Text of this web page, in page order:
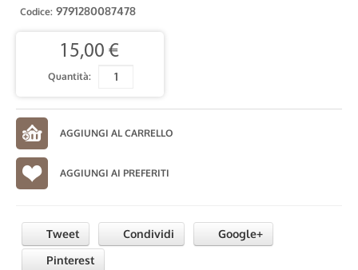
Codice: 9791280087478
15,00 €
Quantità:
AGGIUNGI AI PREFERITI
Tweet Condividi
Google+
Pinterest